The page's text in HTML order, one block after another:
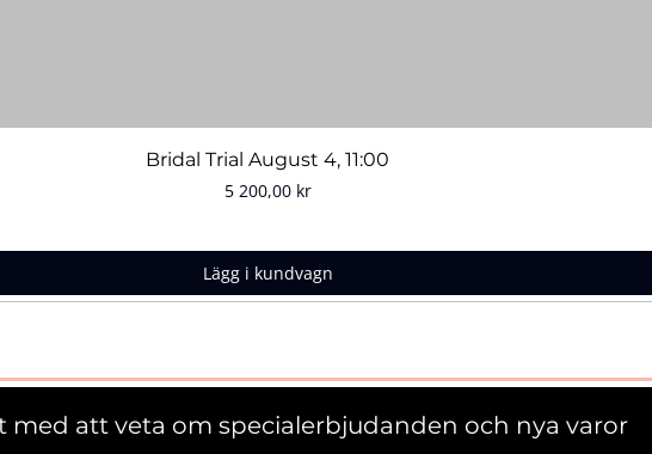
Snabbvisning
Bridal Trial August 4, 11:00
Pris
5 200,00 kr
Lägg i kundvagn
med att veta om specialerbjudanden och nya varor